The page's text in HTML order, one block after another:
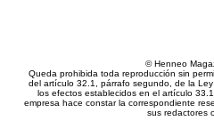
© Henneo
Queda prohibida toda reproducción sin
del artículo 32.1, párrafo segundo, de la
los efectos establecidos en el artículo
empresa hace constar la correspondiente
sus redactores